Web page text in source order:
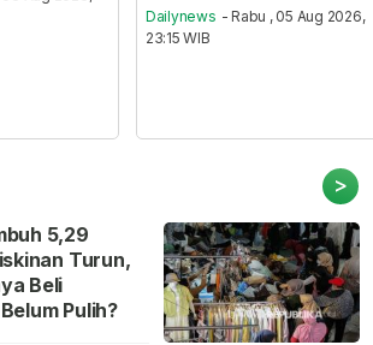
Dailynews - Rabu , 05 Aug 2026,
23:15 WIB
>
5,29
Turun,
Beli
Pulih?